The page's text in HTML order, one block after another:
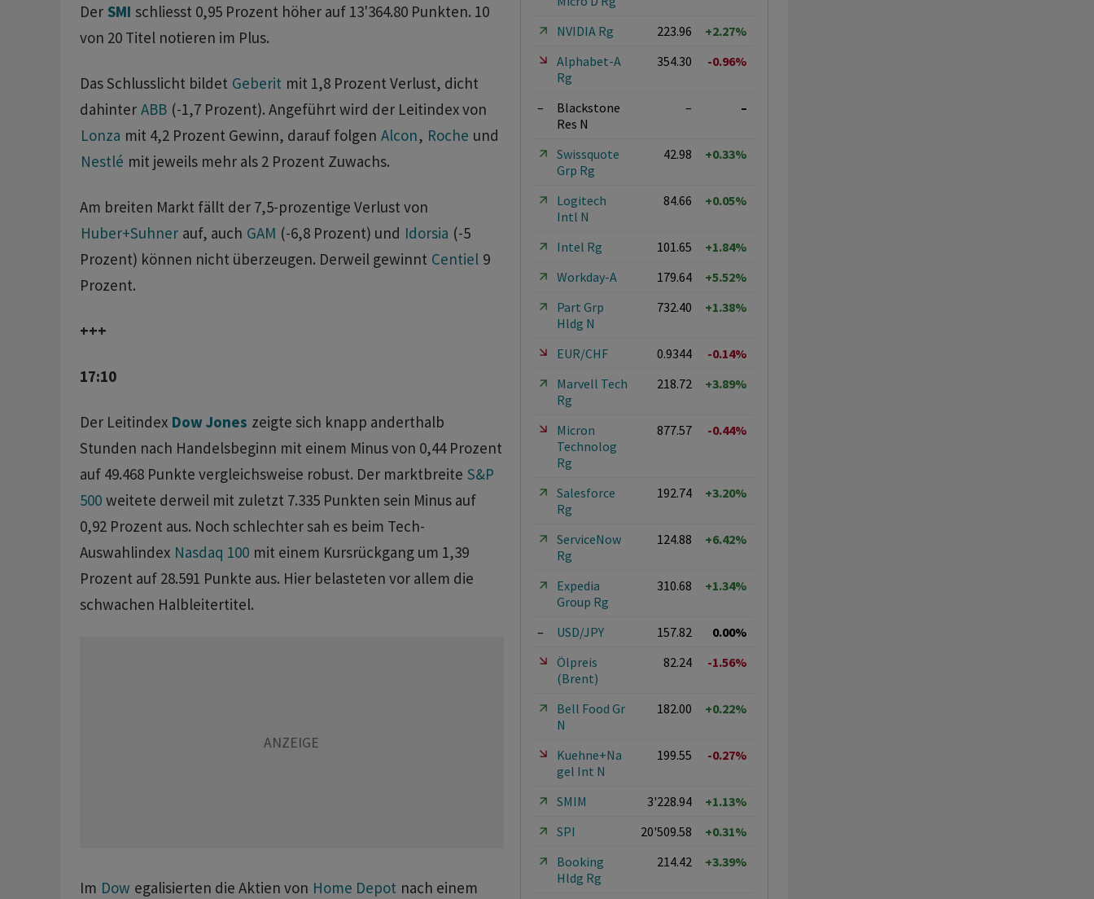
Der SMI schliesst 0,95 Prozent höher auf 13'364.80 Punkten. 10
von 20 Titel notieren im Plus.
Das Schlusslicht bildet Geberit mit 1,8 Prozent Verlust, dicht
dahinter ABB (-1,7 Prozent). Angeführt wird der Leitindex von
Lonza mit 4,2 Prozent Gewinn, darauf folgen Alcon, Roche und
Nestlé mit jeweils mehr als 2 Prozent Zuwachs.
Am breiten Markt fällt der 7,5-prozentige Verlust von
Huber+Suhner auf, auch GAM (-6,8 Prozent) und Idorsia (-5
Prozent) können nicht überzeugen. Derweil gewinnt Centiel 9
Prozent.
+++
17:10
Der Leitindex Dow Jones zeigte sich knapp anderthalb
Stunden nach Handelsbeginn mit einem Minus von 0,44 Prozent
auf 49.468 Punkte vergleichsweise robust. Der marktbreite S&P
500 weitete derweil mit zuletzt 7.335 Punkten sein Minus auf
0,92 Prozent aus. Noch schlechter sah es beim Tech-
Auswahlindex Nasdaq 100 mit einem Kursrückgang um 1,39
Prozent auf 28.591 Punkte aus. Hier belasteten vor allem die
schwachen Halbleitertitel.
Im Dow egalisierten die Aktien von Home Depot nach einem
NVIDIA Rg 223.96
+2.27%
Alphabet-A
Rg
354.30 -0.96%
–
Blackstone
Res N
– –
Swissquote
Grp Rg
42.98 +0.33%
Logitech
Intl N
84.66 +0.05%
Intel Rg 101.65
+1.84%
Workday-A
179.64
+5.52%
Part Grp
Hldg N
732.40 +1.38%
EUR/CHF 0.9344
-0.14%
Marvell Tech
Rg
218.72 +3.89%
Micron
Technolog
Rg
877.57 -0.44%
Salesforce
Rg
192.74 +3.20%
ServiceNow
Rg
124.88 +6.42%
Expedia
Group Rg
310.68 +1.34%
– USD/JPY 157.82
0.00%
Ölpreis
(Brent)
82.24 -1.56%
Bell Food Gr
N
182.00 +0.22%
Kuehne+Na
gel Int N
199.55 -0.27%
SMIM 3'228.94
+1.13%
SPI
20'509.58
+0.31%
Booking
Hldg Rg
214.42 +3.39%